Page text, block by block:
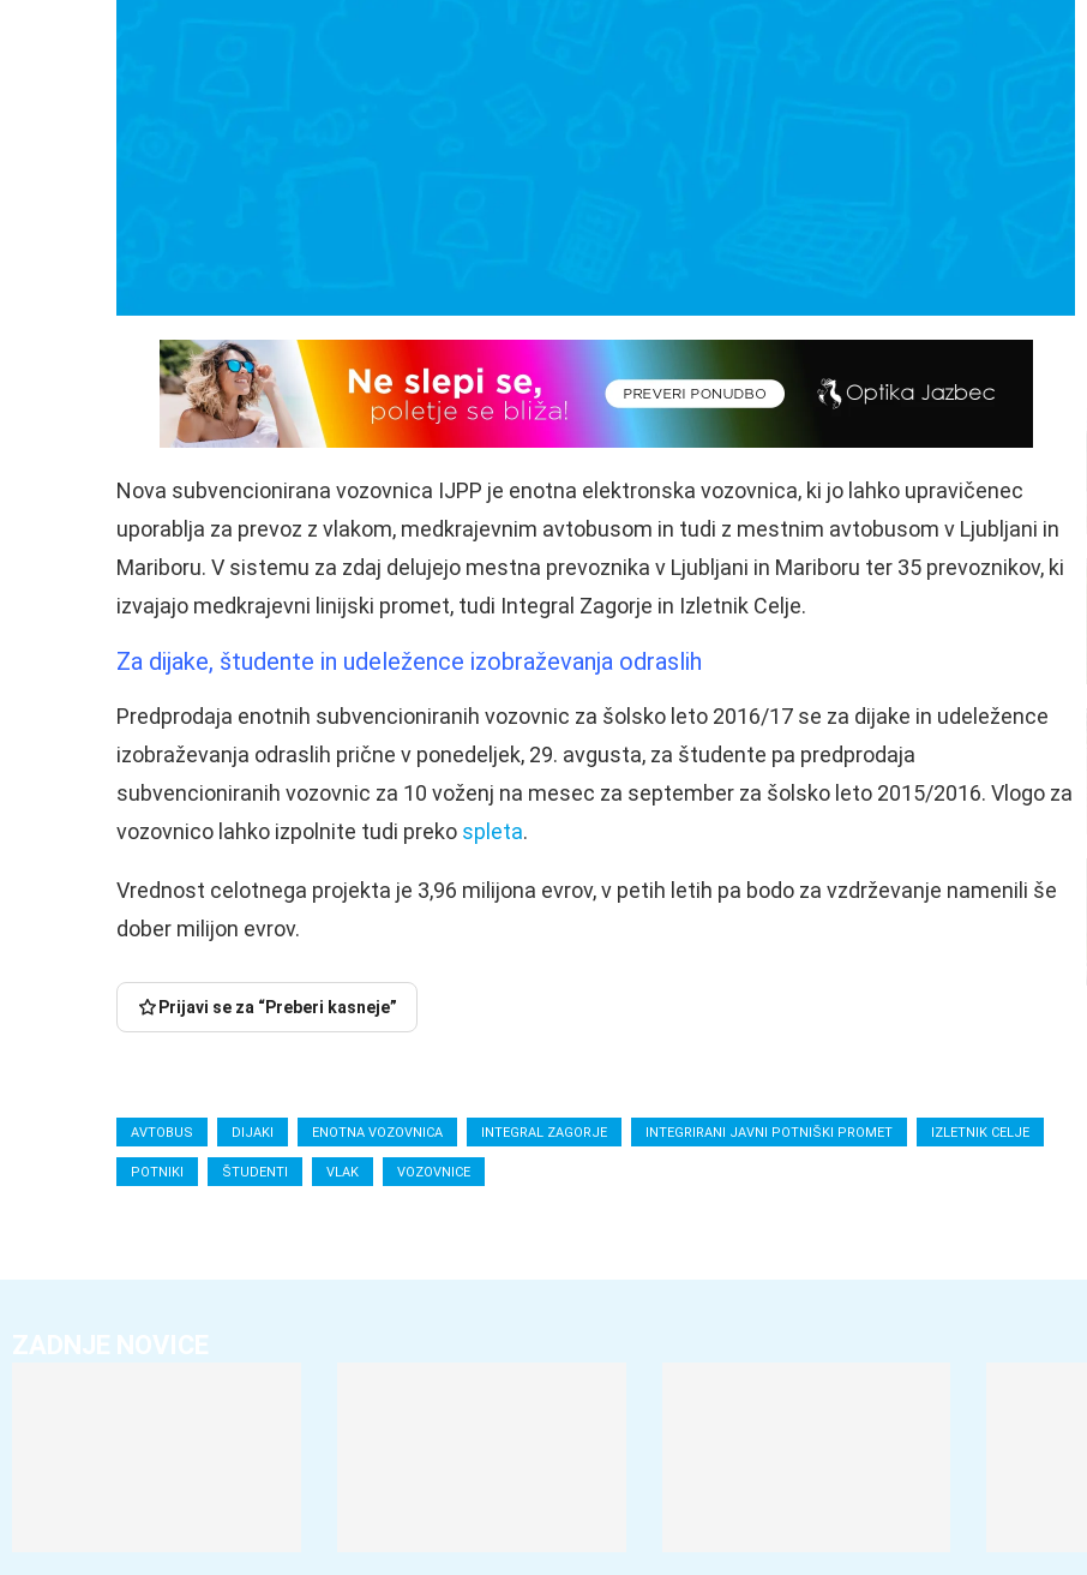
Nova subvencionirana vozovnica IJPP je enotna elektronska vozovnica, ki jo lahko upravičenec
uporablja za prevoz z vlakom, medkrajevnim avtobusom in tudi z mestnim avtobusom v Ljubljani in
Mariboru. V sistemu za zdaj delujejo mestna prevoznika v Ljubljani in Mariboru ter 35 prevoznikov, ki
izvajajo medkrajevni linijski promet, tudi Integral Zagorje in Izletnik Celje.
Za dijake, študente in udeležence izobraževanja odraslih
Predprodaja enotnih subvencioniranih vozovnic za šolsko leto 2016/17 se za dijake in udeležence
izobraževanja odraslih prične v ponedeljek, 29. avgusta, za študente pa predprodaja
subvencioniranih vozovnic za 10 voženj na mesec za september za šolsko leto 2015/2016. Vlogo za
vozovnico lahko izpolnite tudi preko spleta.
Vrednost celotnega projekta je 3,96 milijona evrov, v petih letih pa bodo za vzdrževanje namenili še
dober milijon evrov.
Prijavi se za “Preberi kasneje”
AVTOBUS DIJAKI ENOTNA VOZOVNICA INTEGRAL ZAGORJE INTEGRIRANI JAVNI POTNIŠKI PROMET IZLETNIK CELJE
POTNIKI ŠTUDENTI VLAK VOZOVNICE
ZADNJE NOVICE